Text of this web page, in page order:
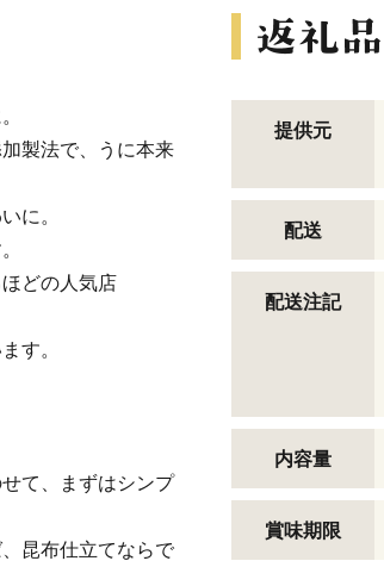
製法で、うに本来
に。
どの人気店
す。
て、まずはシンプ
昆布仕立てならで
提供元
配送
配送注記
内容量
賞味期限